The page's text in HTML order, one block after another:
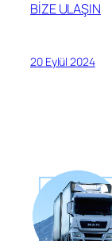
BİZE ULAŞIN
20 Eylül 2024